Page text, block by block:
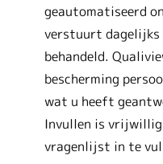
geautomatiseerd
verstuurt dagelijks
behandeld.
bescherming
wat u heeft
Invullen is vrijwillig
vragenlijst in te